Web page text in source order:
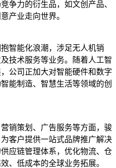
争力的衍生品，如文创产品、
产业走向世界。
智能化浪潮，涉足无人机销
技术服务等业务。随着人工智
公司正加大对智能硬件和数字
能制造、智慧生活等领域的创
销策划、广告服务等方面，骏
客户提供一站式品牌推广解决
应链管理体系，优化物流、仓
、低成本的全球业务拓展。